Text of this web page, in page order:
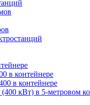
в контейнере
в контейнере
кВт) в 5-метровом